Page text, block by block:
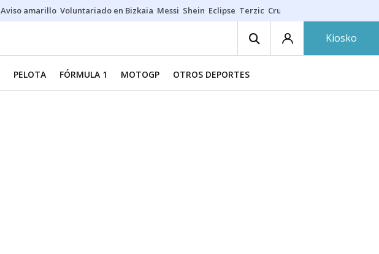
Aviso amarillo Voluntariado en Bizkaia Messi Shein Eclipse Terzic Cruz Gorbeia
Kiosko
PELOTA FÓRMULA 1 MOTOGP OTROS DEPORTES